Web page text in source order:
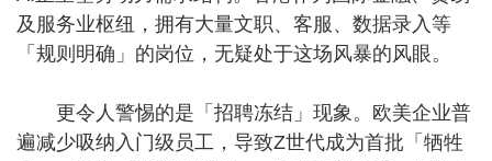
及服务业枢纽，拥有大量文职、客服、数据录入等
「规则明确」的岗位，无疑处于这场风暴的风眼。
更令人警惕的是「招聘冻结」现象。欧美企业普
遍减少吸纳入门级员工，导致Z世代成为首批「牺牲